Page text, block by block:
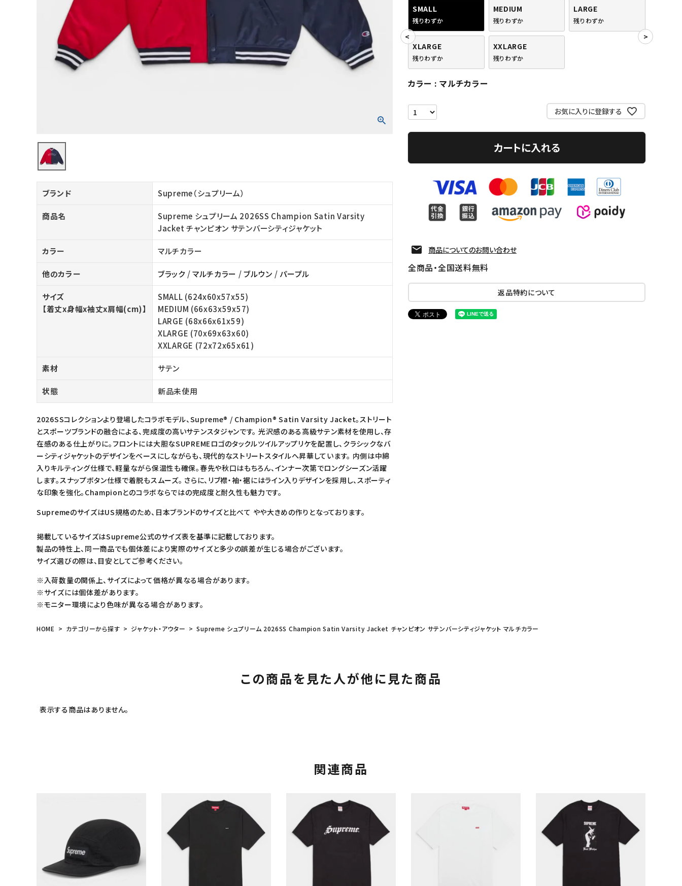
在庫のない商品を表示する
絞り込んで検索する
パーカー・トレーナー
ジャケット・アウター
キャップ・ハット
ニット帽・ビーニー
パンツ・ショーツ
COLLABORATION BRAND
CONTENTS
ACCOUNT MENU
ログイン person 会員登録
ブランド Supreme（シュプリーム）
商品名
Supreme シュプリーム 2026SS Champion Satin Varsity
Jacket チャンピオン サテンバーシティジャケット
カラー マルチカラー
他のカラー ブラック /マルチカラー /ブルウン / パープル
サイズ
【着丈x身幅x袖丈x肩幅(cm)】
SMALL (624x60x57x55)
MEDIUM (66x63x59x57)
LARGE (68x66x61x59)
XLARGE (70x69x63x60)
XXLARGE (72x72x65x61)
素材 サテン
状態 新品未使用
2026SSコレクションより登場したコラボモデル、Supreme® / Champion® Satin Varsity Jacket。ストリート
とスポーツブランドの融合による、完成度の高いサテンスタジャンです。 光沢感のある高級サテン素材を使用し、存
在感のある仕上がりに。フロントには大胆なSUPREMEロゴのタックルツイルアップリケを配置し、クラシックなバ
ーシティジャケットのデザインをベースにしながらも、現代的なストリートスタイルへ昇華しています。 内側は中綿
入りキルティング仕様で、軽量ながら保温性も確保。春先や秋口はもちろん、インナー次第でロングシーズン活躍
します。スナップボタン仕様で着脱もスムーズ。 さらに、リブ襟・袖・裾にはライン入りデザインを採用し、スポーティ
な印象を強化。Championとのコラボならではの完成度と耐久性も魅力です。
SupremeのサイズはUS規格のため、日本ブランドのサイズと比べて やや大きめの作りとなっております。
掲載しているサイズはSupreme公式のサイズ表を基準に記載しております。
製品の特性上、同一商品でも個体差により実際のサイズと多少の誤差が生じる場合がございます。
サイズ選びの際は、目安としてご参考ください。
※入荷数量の関係上、サイズによって価格が異なる場合があります。
※サイズには個体差があります。
※モニター環境により色味が異なる場合があります。
SMALL
残りわずか
MEDIUM
残りわずか
LARGE
残りわずか
XLARGE
残りわずか
XXLARGE
残りわずか
カラー マルチカラー
お気に入りに登録する
カートに入れる
商品についてのお問い合わせ
全商品・全国送料無料
返品特約について
HOME カテゴリーから探す ジャケット・アウター Supreme シュプリーム 2026SS Champion Satin Varsity Jacket チャンピオン サテンバーシティジャケット マルチカラー
この商品を見た人が他に見た商品
表示する商品はありません。
関連商品